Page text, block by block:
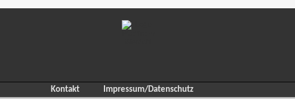
Kontakt Impressum/Datenschutz